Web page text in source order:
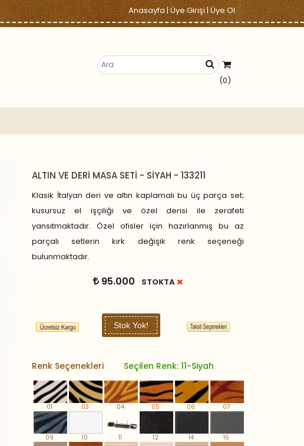
Anasayfa|Üye Girişi|Üye Ol
(0)
ALTIN VE DERİ MASA SETİ - SİYAH - 133211
Klasik İtalyan deri ve altın kaplamalı bu üç parça set;
kusursuz el işçiliği ve özel derisi ile zerafeti
yansıtmaktadır. Özel ofisler için hazırlanmış bu az
parçalı setlerin kırk değişik renk seçeneği
bulunmaktadır.
95.000 STOKTA
Stok Yok!
Renk Seçenekleri Seçilen Renk: 11-Siyah
01 03 04 05 06 07
09 10 11 12 14 15